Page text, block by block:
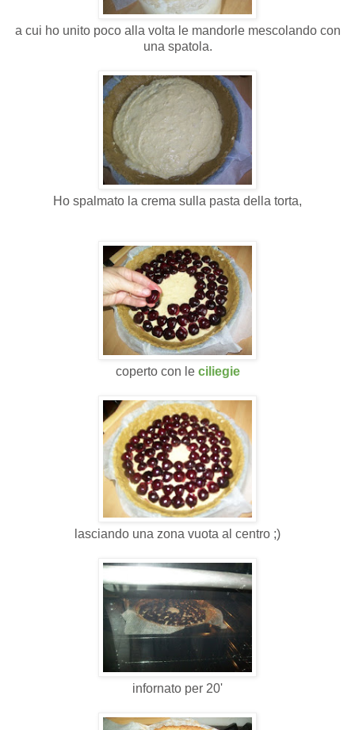
a cui ho unito poco alla volta le mandorle mescolando con
una spatola.
Ho spalmato la crema sulla pasta della torta,
coperto con le ciliegie
lasciando una zona vuota al centro ;)
infornato per 20'